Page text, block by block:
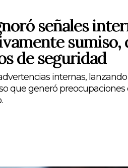
señales
sumiso,
de seguridad
internas,
que generó preocupaciones